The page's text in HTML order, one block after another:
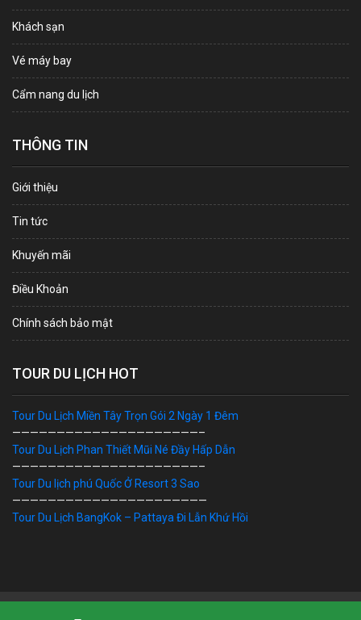
Khách sạn
Vé máy bay
Cẩm nang du lịch
THÔNG TIN
Giới thiệu
Tin tức
Khuyến mãi
Điều Khoản
Chính sách bảo mật
TOUR DU LỊCH HOT
Tour Du Lịch Miền Tây Trọn Gói 2 Ngày 1 Đêm
—————————————————————–
Tour Du Lịch Phan Thiết Mũi Né Đầy Hấp Dẫn
—————————————————————–
Tour Du lịch phú Quốc Ở Resort 3 Sao
——————————————————————
Tour Du Lịch BangKok – Pattaya Đi Lẫn Khứ Hồi